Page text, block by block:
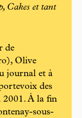
Cakes et tant
de
Olive
journal et à
des
2001. À la fin
sous-